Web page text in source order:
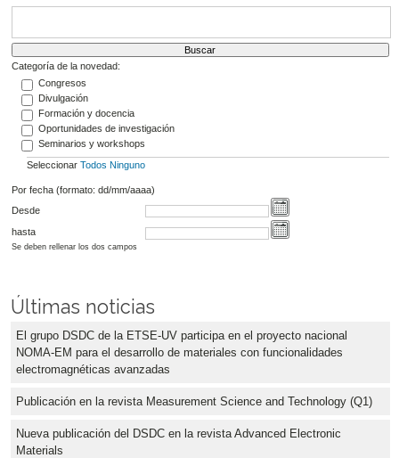
Categoría de la novedad:
Congresos
Divulgación
Formación y docencia
Oportunidades de investigación
Seminarios y workshops
Seleccionar Todos Ninguno
Por fecha (formato: dd/mm/aaaa)
Desde
hasta
Se deben rellenar los dos campos
Últimas noticias
El grupo DSDC de la ETSE-UV participa en el proyecto nacional
NOMA-EM para el desarrollo de materiales con funcionalidades
electromagnéticas avanzadas
Publicación en la revista Measurement Science and Technology (Q1)
Nueva publicación del DSDC en la revista Advanced Electronic
Materials